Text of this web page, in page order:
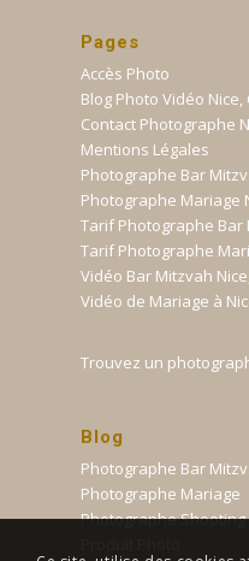
Pages
Accès Photo
Blog Photo Vidéo
Contact Photographe
Mentions Légales
Photographe Bar
Photographe Mariage
Tarif Photographe Bar
Tarif Photographe
Vidéo Bar Mitzvah
Vidéo de Mariage à
Trouvez un
Blog
Photographe Bar
Photographe Mariage
Photographe Shooting